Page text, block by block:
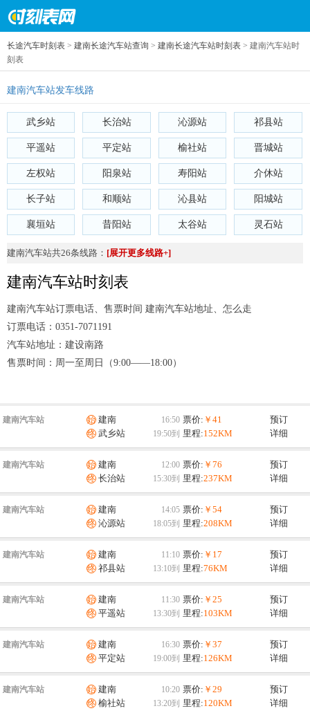
长途汽车时刻表 > 建南长途汽车站查询 > 建南长途汽车站时刻表 > 建南汽车站时
刻表
建南汽车站发车线路
武乡站 长治站 沁源站 祁县站
平遥站 平定站 榆社站 晋城站
左权站 阳泉站 寿阳站 介休站
长子站 和顺站 沁县站 阳城站
襄垣站 昔阳站 太谷站 灵石站
建南汽车站共26条线路： [展开更多线路+]
建南汽车站时刻表
建南汽车站订票电话、售票时间 建南汽车站地址、怎么走
订票电话： 0351-7071191
汽车站地址： 建设南路
售票时间： 周一至周日（9:00——18:00）
建南汽车站
建南
武乡站
票价: ￥41
里程:152KM
预订
详细
建南汽车站
建南
长治站
票价: ￥76
里程:237KM
预订
详细
建南汽车站
建南
沁源站
票价: ￥54
里程:208KM
预订
详细
建南汽车站
建南
祁县站
票价: ￥17
里程:76KM
预订
详细
建南汽车站
建南
平遥站
票价: ￥25
里程:103KM
预订
详细
建南汽车站
建南
平定站
票价: ￥37
里程:126KM
预订
详细
建南汽车站
建南
榆社站
票价: ￥29
里程:120KM
预订
详细